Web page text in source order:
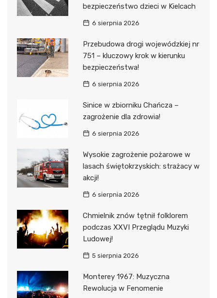
bezpieczeństwo dzieci w Kielcach
6 sierpnia 2026
Przebudowa drogi wojewódzkiej nr
751 – kluczowy krok w kierunku
bezpieczeństwa!
6 sierpnia 2026
Sinice w zbiorniku Chańcza –
zagrożenie dla zdrowia!
6 sierpnia 2026
Wysokie zagrożenie pożarowe w
lasach świętokrzyskich: strażacy w
akcji!
6 sierpnia 2026
Chmielnik znów tętnił folklorem
podczas XXVI Przeglądu Muzyki
Ludowej!
5 sierpnia 2026
Monterey 1967: Muzyczna
Rewolucja w Fenomenie